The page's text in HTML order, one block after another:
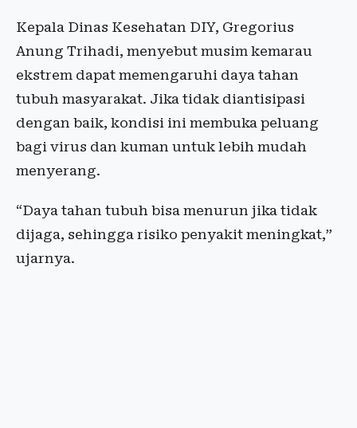
Kepala Dinas Kesehatan DIY, Gregorius
Anung Trihadi, menyebut musim kemarau
ekstrem dapat memengaruhi daya tahan
tubuh masyarakat. Jika tidak diantisipasi
dengan baik, kondisi ini membuka peluang
bagi virus dan kuman untuk lebih mudah
menyerang.
“Daya tahan tubuh bisa menurun jika tidak
dijaga, sehingga risiko penyakit meningkat,”
ujarnya.